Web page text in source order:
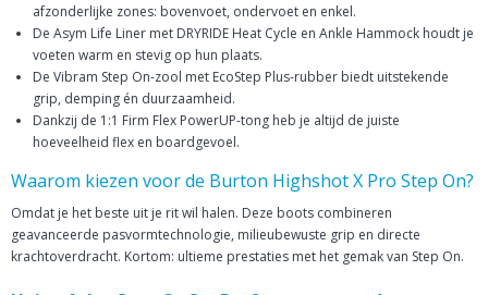
afzonderlijke zones: bovenvoet, ondervoet en enkel.
De Asym Life Liner met DRYRIDE Heat Cycle en Ankle Hammock houdt je
voeten warm en stevig op hun plaats.
De Vibram Step On-zool met EcoStep Plus-rubber biedt uitstekende
grip, demping én duurzaamheid.
Dankzij de 1:1 Firm Flex PowerUP-tong heb je altijd de juiste
hoeveelheid flex en boardgevoel.
Waarom kiezen voor de Burton Highshot X Pro Step On?
Omdat je het beste uit je rit wil halen. Deze boots combineren
geavanceerde pasvormtechnologie, milieubewuste grip en directe
krachtoverdracht. Kortom: ultieme prestaties met het gemak van Step On.